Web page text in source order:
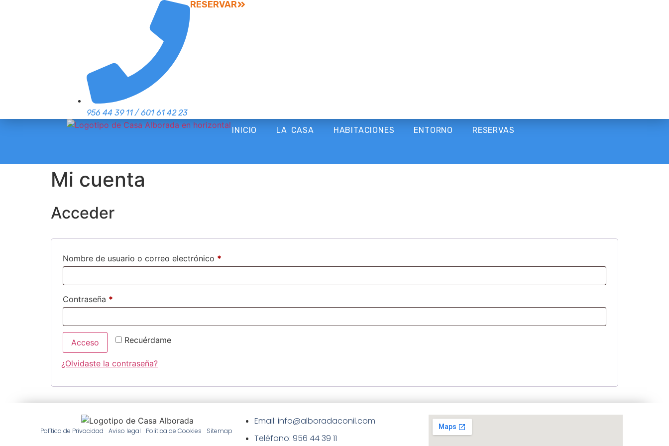
956 44 39 11 / 601 61 42 23
RESERVAR
INICIO LA CASA HABITACIONES ENTORNO RESERVAS
Mi cuenta
Acceder
Nombre de usuario o correo electrónico *
Contraseña *
Recuérdame
Acceso
¿Olvidaste la contraseña?
Política de Privacidad Aviso legal Política de Cookies Sitemap
Email: info@alboradaconil.com
Teléfono: 956 44 39 11